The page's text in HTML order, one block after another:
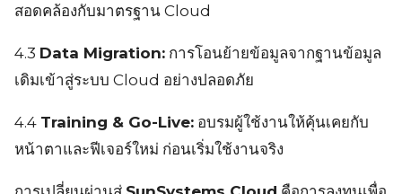
สอดคล้องกับมาตรฐาน Cloud
4.3 Data Migration: การโอนย้ายข้อมูลจากฐานข้อมูล
เดิมเข้าสู่ระบบ Cloud อย่างปลอดภัย
4.4 Training & Go-Live: อบรมผู้ใช้งานให้คุ้นเคยกับ
หน้าตาและฟีเจอร์ใหม่ ก่อนเริ่มใช้งานจริง